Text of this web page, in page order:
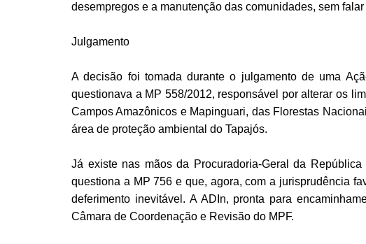
desempregos e a manutenção das comunidades, sem
Julgamento
A decisão foi tomada durante o julgamento de uma
questionava a MP 558/2012, responsável por alterar os
Campos Amazônicos e Mapinguari, das Florestas
área de proteção ambiental do Tapajós.
Já existe nas mãos da Procuradoria-Geral da
questiona a MP 756 e que, agora, com a jurisprudência
deferimento inevitável. A ADIn, pronta para
Câmara de Coordenação e Revisão do MPF.